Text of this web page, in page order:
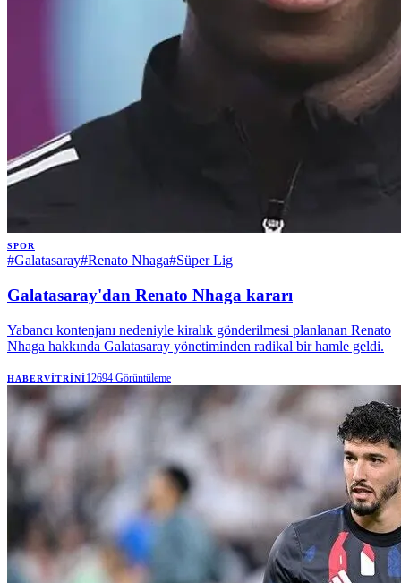
SPOR
#Galatasaray#Renato Nhaga#Süper Lig
Galatasaray'dan Renato Nhaga kararı
Yabancı kontenjanı nedeniyle kiralık gönderilmesi planlanan Renato
Nhaga hakkında Galatasaray yönetiminden radikal bir hamle geldi.
HABERVITRINI12694 Görüntüleme